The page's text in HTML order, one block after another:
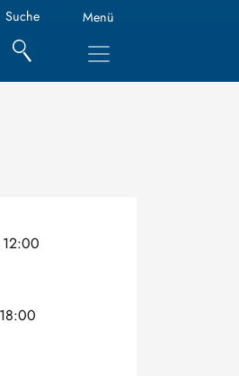
Suche Menü